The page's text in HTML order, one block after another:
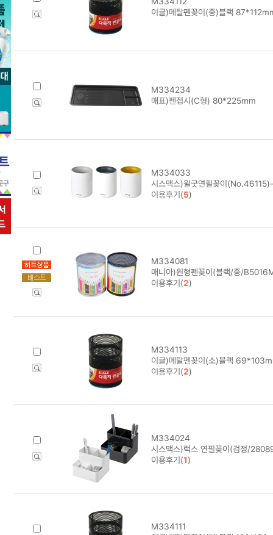
이글)메탈펜꽂이(중)블랙
M334234
매표)펜접시(C형) 80*225mm
M334033
시스맥스)윌굿연필꽂이
이용후기(5)
M334081
매니아)원형펜꽂이(블랙/중/
이용후기(2)
M334113
이글)메탈펜꽂이(소)블랙
이용후기(2)
M334024
시스맥스)럭스 연필꽂이(검정/
이용후기(1)
M334111